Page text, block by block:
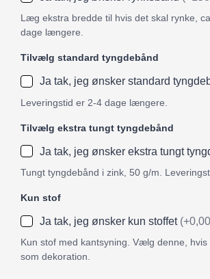
Læg ekstra bredde til hvis det skal rynke,
dage længere.
Tilvælg standard tyngdebånd
Ja tak, jeg ønsker standard
Leveringstid er 2-4 dage længere.
Tilvælg ekstra tungt tyngdebånd
Ja tak, jeg ønsker ekstra tungt
Tungt tyngdebånd i zink, 50 g/m.
Kun stof
Ja tak, jeg ønsker kun stoffet
Kun stof med kantsyning. Vælg denne,
som dekoration.